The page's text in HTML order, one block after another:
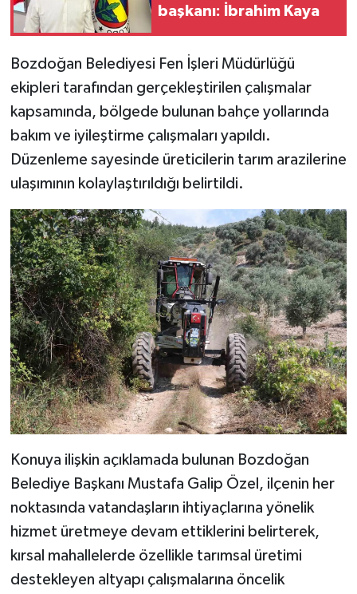
başkanı: İbrahim Kaya
Bozdoğan Belediyesi Fen İşleri Müdürlüğü
ekipleri tarafından gerçekleştirilen çalışmalar
kapsamında, bölgede bulunan bahçe yollarında
bakım ve iyileştirme çalışmaları yapıldı.
Düzenleme sayesinde üreticilerin tarım arazilerine
ulaşımının kolaylaştırıldığı belirtildi.
Konuya ilişkin açıklamada bulunan Bozdoğan
Belediye Başkanı Mustafa Galip Özel, ilçenin her
noktasında vatandaşların ihtiyaçlarına yönelik
hizmet üretmeye devam ettiklerini belirterek,
kırsal mahallelerde özellikle tarımsal üretimi
destekleyen altyapı çalışmalarına öncelik